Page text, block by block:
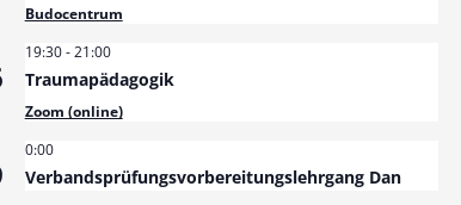
Budocentrum
19:30-21:00
Traumapädagogik
Zoom (online)
0:00
Verbandsprüfungsvorbereitungslehrgang Dan